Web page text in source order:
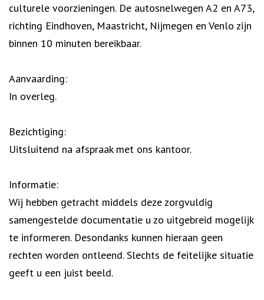
culturele voorzieningen. De autosnelwegen A2 en A73,
richting Eindhoven, Maastricht, Nijmegen en Venlo zijn
binnen 10 minuten bereikbaar.
Aanvaarding:
In overleg.
Bezichtiging:
Uitsluitend na afspraak met ons kantoor.
Informatie:
Wij hebben getracht middels deze zorgvuldig
samengestelde documentatie u zo uitgebreid mogelijk
te informeren. Desondanks kunnen hieraan geen
rechten worden ontleend. Slechts de feitelijke situatie
geeft u een juist beeld.